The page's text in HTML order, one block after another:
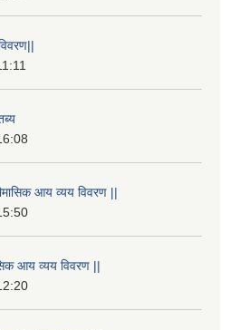
आय व्यय विवरण ||
आय व्यय विवरण ||